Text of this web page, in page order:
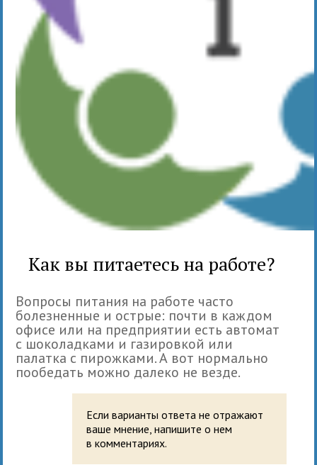
Как вы питаетесь на работе?
Вопросы питания на работе часто
болезненные и острые: почти в каждом
офисе или на предприятии есть автомат
с шоколадками и газировкой или
палатка с пирожками. А вот нормально
пообедать можно далеко не везде.
Если варианты ответа не отражают
ваше мнение, напишите о нем
в комментариях.